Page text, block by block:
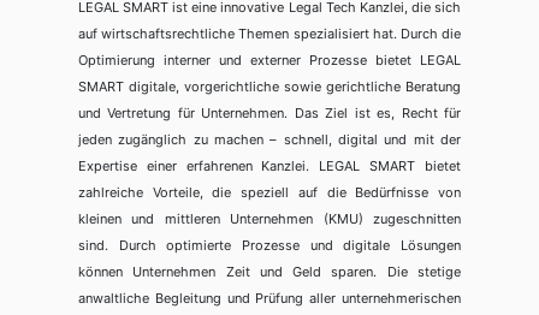
LEGAL SMART ist eine innovative Legal Tech Kanzlei, die sich
auf wirtschaftsrechtliche Themen spezialisiert hat. Durch die
Optimierung interner und externer Prozesse bietet LEGAL
SMART digitale, vorgerichtliche sowie gerichtliche Beratung
und Vertretung für Unternehmen. Das Ziel ist es, Recht für
jeden zugänglich zu machen – schnell, digital und mit der
Expertise einer erfahrenen Kanzlei. LEGAL SMART bietet
zahlreiche Vorteile, die speziell auf die Bedürfnisse von
kleinen und mittleren Unternehmen (KMU) zugeschnitten
sind. Durch optimierte Prozesse und digitale Lösungen
können Unternehmen Zeit und Geld sparen. Die stetige
anwaltliche Begleitung und Prüfung aller unternehmerischen